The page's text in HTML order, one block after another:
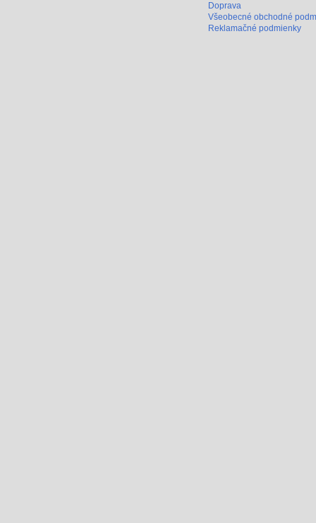
Doprava
Všeobecné obchodné
Reklamačné podmienky